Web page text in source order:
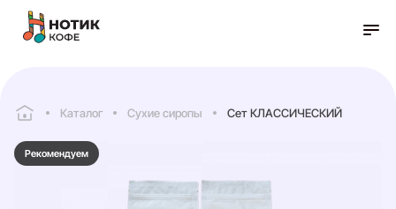
Каталог Сухие сиропы Сет КЛАССИЧЕСКИЙ
Рекомендуем